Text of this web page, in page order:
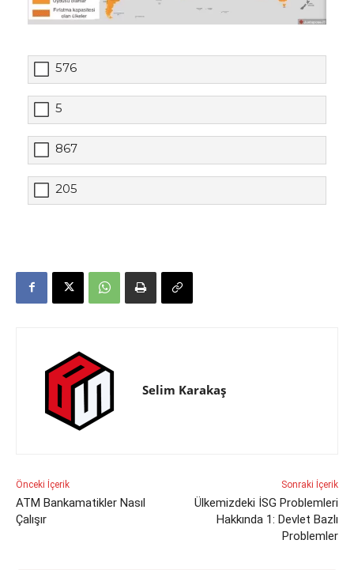
576
5
867
205
Selim Karakaş
Önceki İçerik
ATM Bankamatikler Nasıl
Çalışır
Sonraki İçerik
Ülkemizdeki İSG Problemleri
Hakkında 1: Devlet Bazlı
Problemler